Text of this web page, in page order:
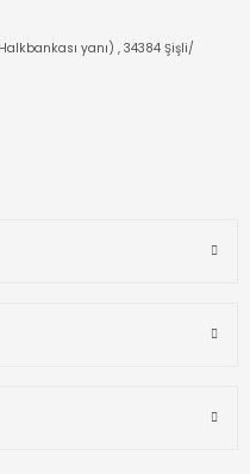
(Halkbankası yanı) , 34384 Şişli/